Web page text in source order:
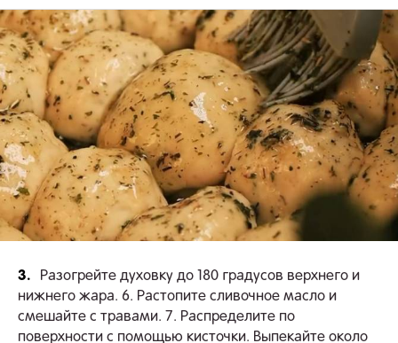
3.
Разогрейте духовку до 180 градусов верхнего и
нижнего жара. 6. Растопите сливочное масло и
смешайте с травами. 7. Распределите по
поверхности с помощью кисточки. Выпекайте около